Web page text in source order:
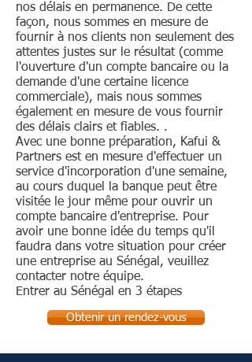
000 FCFA, considérant que la
valeur minimale pour chaque
action est de 5 000 FCFA. Une
SARL est gérée par un ou plusieurs
gérants nommés soit dans les
statuts, soit à un moment donné
de la vie de la société. Comme une
SA, une SARL peut n'avoir qu'un
seul actionnaire car elle peut être
créée par une ou plusieurs
personnes physiques ou morales.
Les actionnaires ont le droit de
voter sur les décisions, le droit aux
dividendes et le droit à
l'information sur la société ainsi
que le droit de contester ces
informations. Les décisions
nos délais en permanence. De cette
façon, nous sommes en mesure de
fournir à nos clients non seulement des
attentes justes sur le résultat (comme
l'ouverture d'un compte bancaire ou la
demande d'une certaine licence
commerciale), mais nous sommes
également en mesure de vous fournir
des délais clairs et fiables. .
Avec une bonne préparation, Kafui &
Partners est en mesure d'effectuer un
service d'incorporation d'une semaine,
au cours duquel la banque peut être
visitée le jour même pour ouvrir un
compte bancaire d'entreprise. Pour
avoir une bonne idée du temps qu'il
faudra dans votre situation pour créer
une entreprise au Sénégal, veuillez
contacter notre équipe.
Entrer au Sénégal en 3 étapes
Obtenir un rendez-vous